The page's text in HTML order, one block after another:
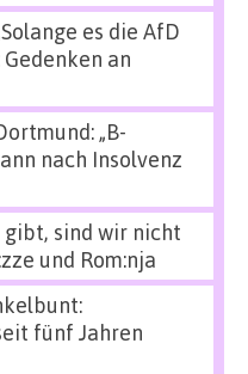
es die AfD
an
„B-
nach Insolvenz
gibt, sind wir nicht
und Rom:nja
fünf Jahren